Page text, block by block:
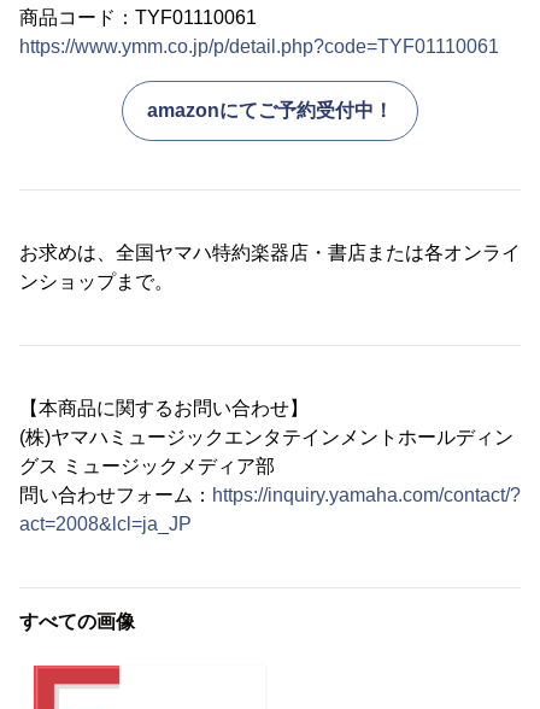
商品コード：TYF01110061
https://www.ymm.co.jp/p/detail.php?code=TYF01110061
amazonにてご予約受付中！
お求めは、全国ヤマハ特約楽器店・書店または各オンライ
ンショップまで。
【本商品に関するお問い合わせ】
(株)ヤマハミュージックエンタテインメントホールディン
グス ミュージックメディア部
問い合わせフォーム： https://inquiry.yamaha.com/contact/?
act=2008&lcl=ja_JP
すべての画像